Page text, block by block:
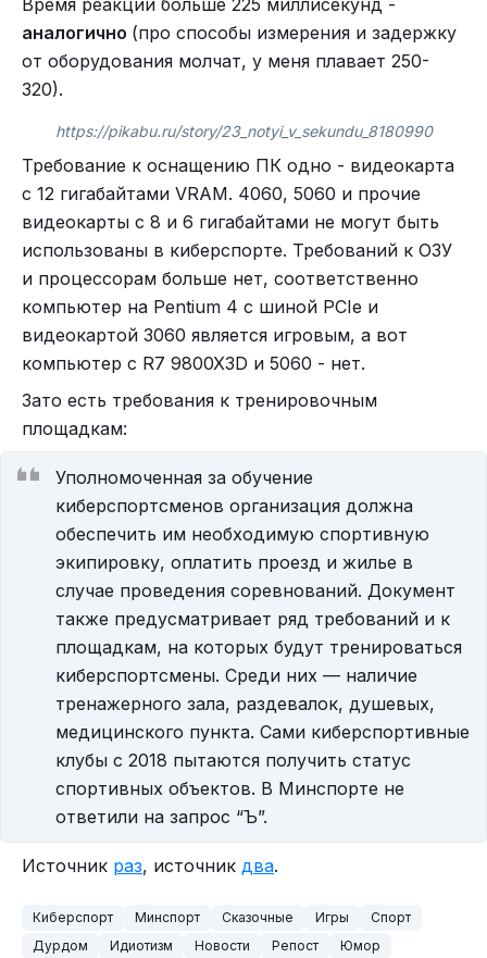
Время реакции больше 225 миллисекунд -
аналогично (про способы измерения и задержку
от оборудования молчат, у меня плавает 250-
320).
https://pikabu.ru/story/23_notyi_v_sekundu_8180990
Требование к оснащению ПК одно - видеокарта
с 12 гигабайтами VRAM. 4060, 5060 и прочие
видеокарты с 8 и 6 гигабайтами не могут быть
использованы в киберспорте. Требований к ОЗУ
и процессорам больше нет, соответственно
компьютер на Pentium 4 с шиной PCIe и
видеокартой 3060 является игровым, а вот
компьютер с R7 9800X3D и 5060 - нет.
Зато есть требования к тренировочным
площадкам:
Уполномоченная за обучение
киберспортсменов организация должна
обеспечить им необходимую спортивную
экипировку, оплатить проезд и жилье в
случае проведения соревнований. Документ
также предусматривает ряд требований и к
площадкам, на которых будут тренироваться
киберспортсмены. Среди них — наличие
тренажерного зала, раздевалок, душевых,
медицинского пункта. Сами киберспортивные
клубы с 2018 пытаются получить статус
спортивных объектов. В Минспорте не
ответили на запрос “Ъ”.
Источник раз, источник два.
Киберспорт Минспорт Сказочные Игры
Спорт
Дурдом
Идиотизм Новости Репост Юмор